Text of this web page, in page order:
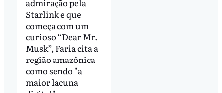
admiração pela
Starlink e que
começa com um
curioso “Dear Mr.
Musk”, Faria cita a
região amazônica
como sendo "a
maior lacuna